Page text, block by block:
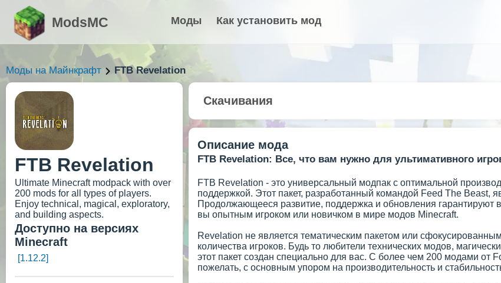
ModsMC Моды Как установить мод
Моды на Майнкрафт FTB Revelation
FTB Revelation
Ultimate Minecraft modpack with over
200 mods for all types of players.
Enjoy technical, magical, exploratory,
and building aspects.
Доступно на версиях
Minecraft
[1.12.2]
Скачивания
Описание мода
FTB Revelation: Все, что вам нужно для ультимативного
FTB Revelation - это универсальный модпак с оптимальной
поддержкой. Этот пакет, разработанный командой Feed The Beast,
Продолжающееся развитие, поддержка и обновления гарантируют
вы опытным игроком или новичком в мире модов Minecraft.
Revelation не является тематическим пакетом или
количества игроков. Будь то любители технических модов,
этот пакет создан специально для вас. С более чем 200 модами от
пожелать, с основным упором на производительность и